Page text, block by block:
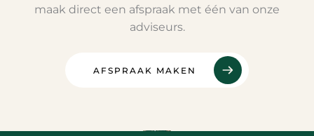
maak direct een afspraak met één van onze
adviseurs.
AFSPRAAK MAKEN